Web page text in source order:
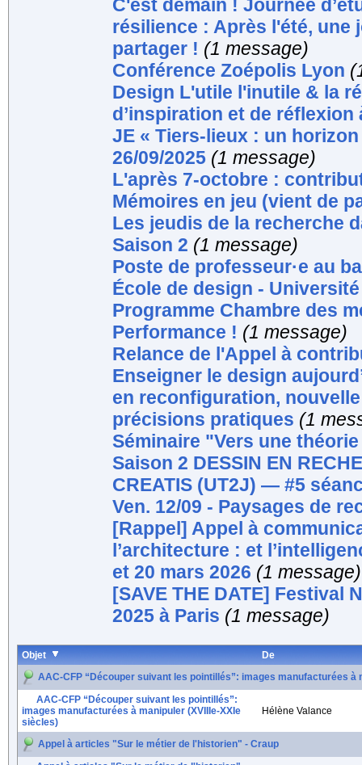
C'est demain ! Journée
résilience : Après l'été, une
partager ! (1 message)
Conférence Zoépolis Lyon
Design L'utile l'inutile & la
d’inspiration et de réflexion
JE « Tiers-lieux : un
26/09/2025 (1 message)
L'après 7-octobre :
Mémoires en jeu (vient de
Les jeudis de la recherche
Saison 2 (1 message)
Poste de professeur·e au
École de design -
Programme Chambre des
Performance ! (1 message)
Relance de l'Appel à
Enseigner le design
en reconfiguration,
précisions pratiques (1
Séminaire "Vers une
Saison 2 DESSIN EN
CREATIS (UT2J) — #5
Ven. 12/09 - Paysages de
[Rappel] Appel à
l’architecture : et
et 20 mars 2026 (1 message)
[SAVE THE DATE] Festival
2025 à Paris (1 message)
Objet
De
AAC-CFP “Découper suivant les pointillés”: images manufacturées à
AAC-CFP “Découper suivant les pointillés”:
images manufacturées à manipuler (XVIIIe-XXIe
siècles)
Hélène Valance
Appel à articles "Sur le métier de l'historien" - Craup